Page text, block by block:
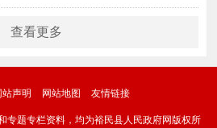
查看更多
站声明 网站地图 友情链接
专题专栏资料，均为裕民县人民政府网版权所